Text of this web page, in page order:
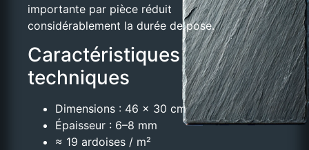
importante par pièce réduit
considérablement la durée de pose.
Caractéristiques
techniques
Dimensions : 46 × 30 cm
Épaisseur : 6–8 mm
≈ 19 ardoises / m²